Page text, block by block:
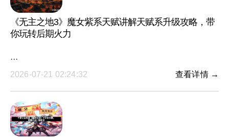
《无主之地3》魔女紫系天赋讲解天赋系升级攻略，带
你玩转后期火力
···
2026-07-21 02:24:32
查看详情 →